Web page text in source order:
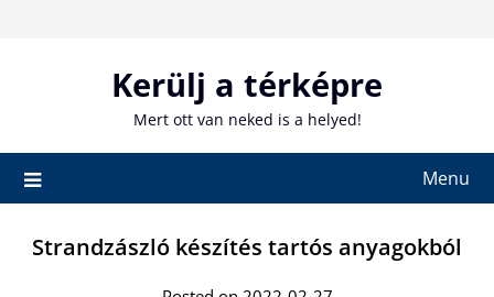
Kerülj a térképre
Mert ott van neked is a helyed!
Menu
Strandzászló készítés tartós anyagokból